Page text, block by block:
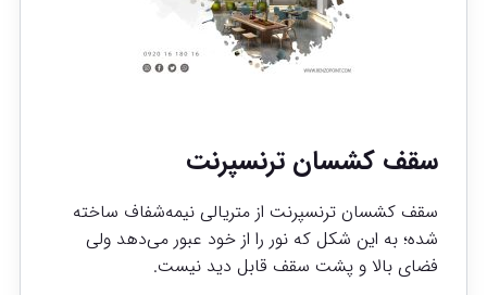
سقف کشسان ترنسپرنت
سقف کشسان ترنسپرنت از متریالی نیمه‌شفاف ساخته
شده؛ به این شکل که نور را از خود عبور می‌دهد ولی
فضای بالا و پشت سقف قابل دید نیست.